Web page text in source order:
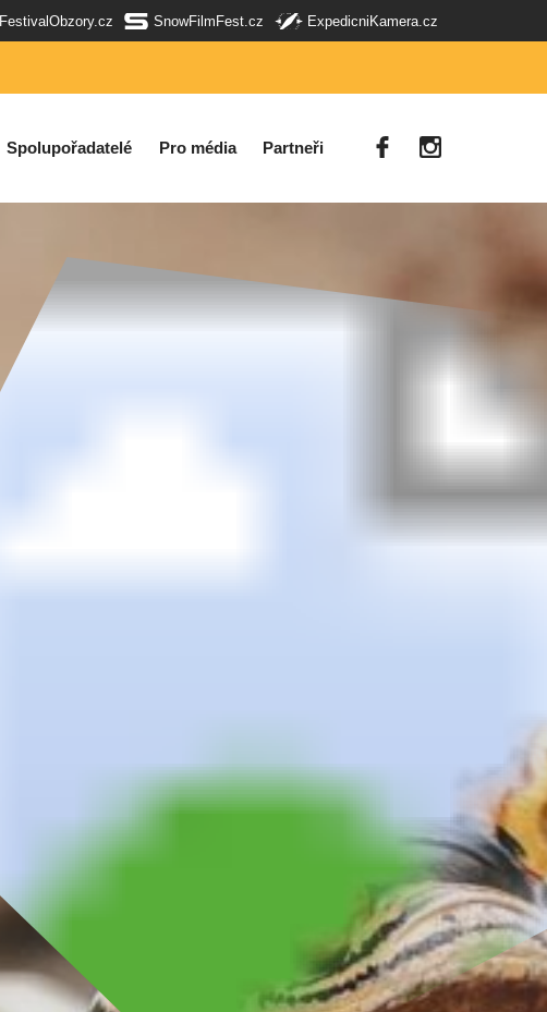
FestivalObzory.cz SnowFilmFest.cz ExpedicniKamera.cz
Spolupořadatelé Pro média Partneři